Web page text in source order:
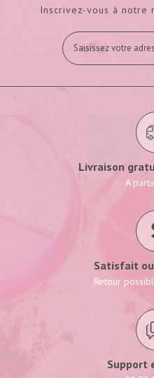
Inscrivez-vous à notre
Livraison
A
Satisfait
Retour
Support